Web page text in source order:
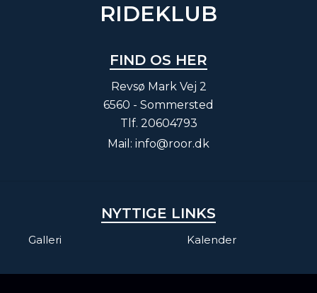
RIDEKLUB
FIND OS HER
Revsø Mark Vej 2
6560 - Sommersted
Tlf. 20604793
Mail: info@roor.dk
NYTTIGE LINKS
Galleri Kalender